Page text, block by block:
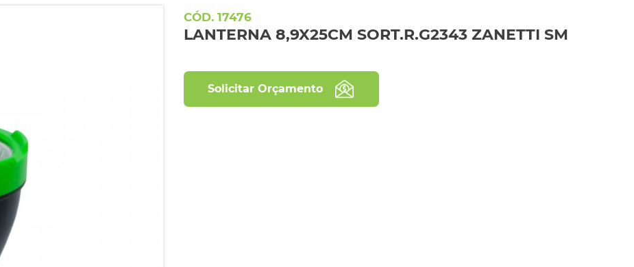
17476
LANTERNA 8,9X25CM SORT.R.G2343 ZANETTI SM
Solicitar Orçamento